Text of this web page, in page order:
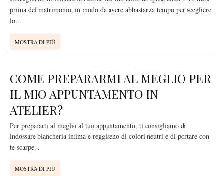
prima del matrimonio, in modo da avere abbastanza tempo per scegliere
lo...
MOSTRA DI PIÙ
COME PREPARARMI AL MEGLIO PER
IL MIO APPUNTAMENTO IN
ATELIER?
Per prepararti al meglio al tuo appuntamento, ti consigliamo di
indossare biancheria intima e reggiseno di colori neutri e di portare con
te scarpe...
MOSTRA DI PIÙ